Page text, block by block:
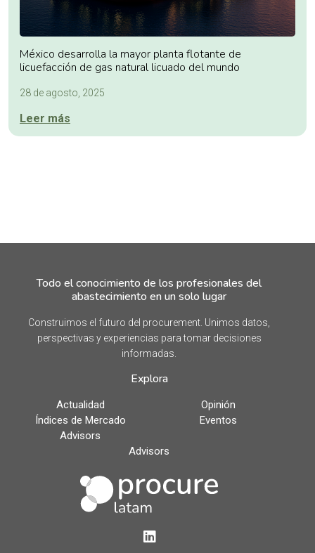
México desarrolla la mayor planta flotante de
licuefacción de gas natural licuado del mundo
28 de agosto, 2025
Leer más
Todo el conocimiento de los profesionales del
abastecimiento en un solo lugar
Construimos el futuro del procurement. Unimos datos,
perspectivas y experiencias para tomar decisiones
informadas.
Explora
Actualidad
Opinión
Índices de Mercado
Eventos
Advisors
Advisors
LinkedIn